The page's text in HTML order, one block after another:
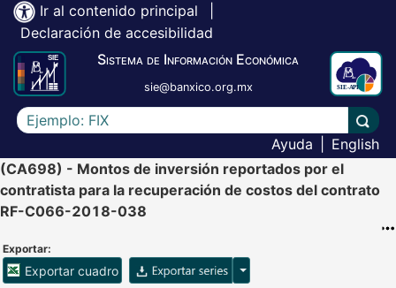
Ir al contenido principal
Declaración de accesibilidad
Sistema de Información Económica
sie@banxico.org.mx
Escriba el texto a buscar
Ayuda
English
(CA698) - Montos de inversión reportados por el
contratista para la recuperación de costos del contrato
RF-C066-2018-038
Exportar:
Exportar cuadro Opciones para exportar